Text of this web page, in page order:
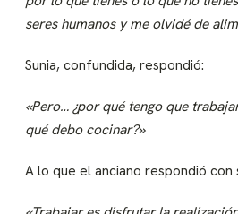
seres humanos y me olvidé de
Sunia, confundida, respondió:
«Pero… ¿por qué tengo que
qué debo cocinar?»
A lo que el anciano respondió con